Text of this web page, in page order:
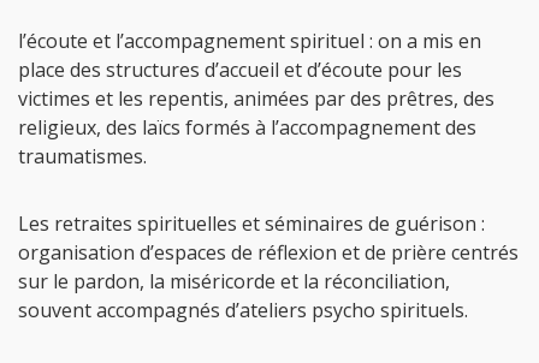
l’écoute et l’accompagnement spirituel : on a mis en
place des structures d’accueil et d’écoute pour les
victimes et les repentis, animées par des prêtres, des
religieux, des laïcs formés à l’accompagnement des
traumatismes.
Les retraites spirituelles et séminaires de guérison :
organisation d’espaces de réflexion et de prière centrés
sur le pardon, la miséricorde et la réconciliation,
souvent accompagnés d’ateliers psycho spirituels.